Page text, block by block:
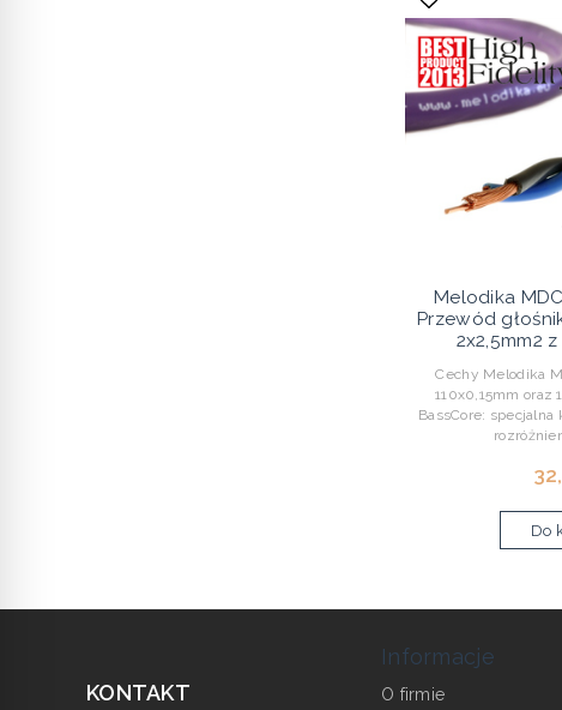
Melodika
Przewód
2x2,5mm2
Cechy Melodika
110x0,15mm oraz
BassCore:
Do
KONTAKT
Informacje
O firmie